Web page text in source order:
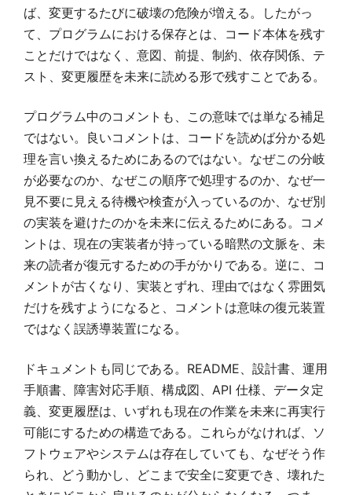
ば、変更するたびに破壊の危険が増える。したがっ
て、プログラムにおける保存とは、コード本体を残す
ことだけではなく、意図、前提、制約、依存関係、テ
スト、変更履歴を未来に読める形で残すことである。
プログラム中のコメントも、この意味では単なる補足
ではない。良いコメントは、コードを読めば分かる処
理を言い換えるためにあるのではない。なぜこの分岐
が必要なのか、なぜこの順序で処理するのか、なぜ一
見不要に見える待機や検査が入っているのか、なぜ別
の実装を避けたのかを未来に伝えるためにある。コメ
ントは、現在の実装者が持っている暗黙の文脈を、未
来の読者が復元するための手がかりである。逆に、コ
メントが古くなり、実装とずれ、理由ではなく雰囲気
だけを残すようになると、コメントは意味の復元装置
ではなく誤誘導装置になる。
ドキュメントも同じである。README、設計書、運用
手順書、障害対応手順、構成図、API 仕様、データ定
義、変更履歴は、いずれも現在の作業を未来に再実行
可能にするための構造である。これらがなければ、ソ
フトウェアやシステムは存在していても、なぜそう作
られ、どう動かし、どこまで安全に変更でき、壊れた